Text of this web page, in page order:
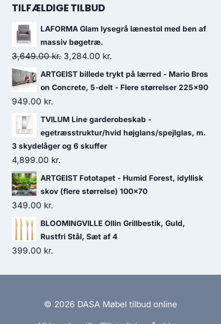
TILFÆLDIGE TILBUD
LAFORMA Glam lysegrå lænestol med ben af
massiv bøgetræ.
3,649.00kr. 3,284.00 kr.
ARTGEIST billede trykt på lærred - Mario Bros
on Concrete, 5-delt - Flere størrelser 225x90
949.00 kr.
TVILUM Line garderobeskab -
egetræsstruktur/hvid højglans/spejlglas, m.
3 skydelåger og 6 skuffer
4,899.00 kr.
ARTGEIST Fototapet - Humid Forest, idyllisk
skov (flere størrelse) 100x70
349.00 kr.
BLOOMINGVILLE Ollin Grillbestik, Guld,
Rustfri Stål, Sæt af 4
399.00 kr.
© 2026 DASA Møbel tilbud online